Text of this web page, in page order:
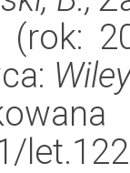
(rok: